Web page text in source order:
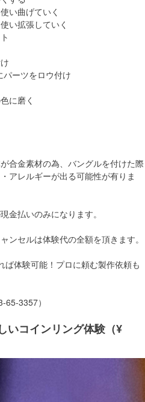
い曲げていく
い拡張していく
ーツをロウ付け
に磨く
合金素材の為、バングルを付けた際
アレルギーが出る可能性が有りま
金払いのみになります。
ンセルは体験代の全額を頂きます。
ば体験可能！プロに頼む製作依頼も
0743-65-3357）
コインリング体験（¥